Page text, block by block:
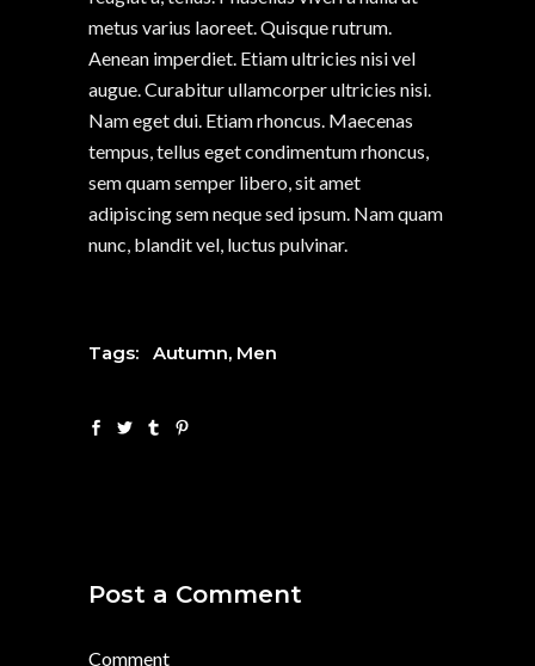
metus varius laoreet. Quisque rutrum.
Aenean imperdiet. Etiam ultricies nisi vel
augue. Curabitur ullamcorper ultricies nisi.
Nam eget dui. Etiam rhoncus. Maecenas
tempus, tellus eget condimentum rhoncus,
sem quam semper libero, sit amet
adipiscing sem neque sed ipsum. Nam quam
nunc, blandit vel, luctus pulvinar.
Tags: Autumn, Men
Post a Comment